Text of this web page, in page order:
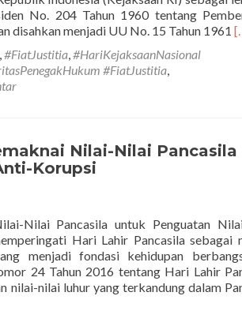
No. 204 Tahun 1960 tentang
disahkan menjadi UU No. 15 Tahun 1961
,#FiatJustitia,#HariKejaksaanNasional
#FiatJustitia,
Nilai-Nilai Pancasila
Korupsi
Nilai Pancasila untuk Penguatan
Hari Lahir Pancasila sebagai
menjadi fondasi kehidupan
24 Tahun 2016 tentang Hari Lahir
nilai-nilai luhur yang terkandung dalam